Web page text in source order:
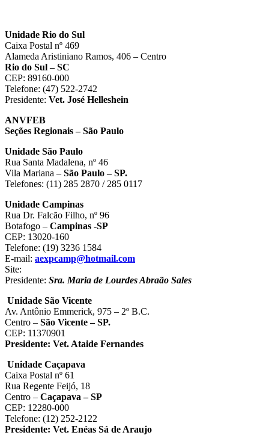
Unidade Rio do Sul
Caixa Postal nº 469
Alameda Aristiniano Ramos, 406 – Centro
Rio do Sul – SC
CEP: 89160-000
Telefone: (47) 522-2742
Presidente: Vet. José Helleshein
ANVFEB
Seções Regionais – São Paulo
Unidade São Paulo
Rua Santa Madalena, nº 46
Vila Mariana – São Paulo – SP.
Telefones: (11) 285 2870 / 285 0117
Unidade Campinas
Rua Dr. Falcão Filho, nº 96
Botafogo – Campinas -SP
CEP: 13020-160
Telefone: (19) 3236 1584
E-mail: aexpcamp@hotmail.com
Site:
Presidente: Sra. Maria de Lourdes Abraão Sales
Unidade São Vicente
Av. Antônio Emmerick, 975 – 2º B.C.
Centro – São Vicente – SP.
CEP: 11370901
Presidente: Vet. Ataide Fernandes
Unidade Caçapava
Caixa Postal nº 61
Rua Regente Feijó, 18
Centro – Caçapava – SP
CEP: 12280-000
Telefone: (12) 252-2122
Presidente: Vet. Enéas Sá de Araujo